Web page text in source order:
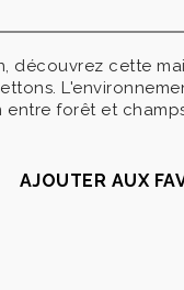
découvrez cette
entre forêt et
AJOUTER AUX